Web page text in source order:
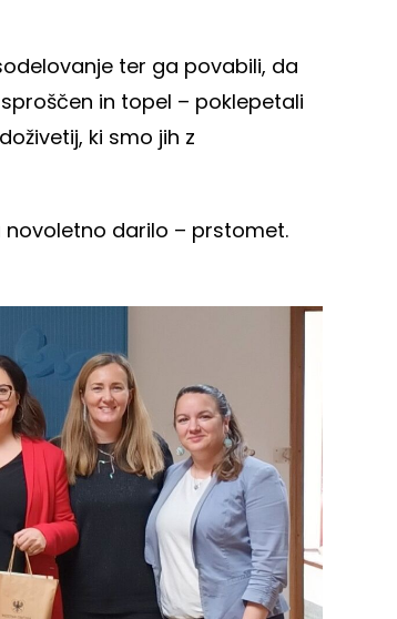
ter ga povabili, da
in topel – poklepetali
ki smo jih z
novoletno darilo – prstomet.